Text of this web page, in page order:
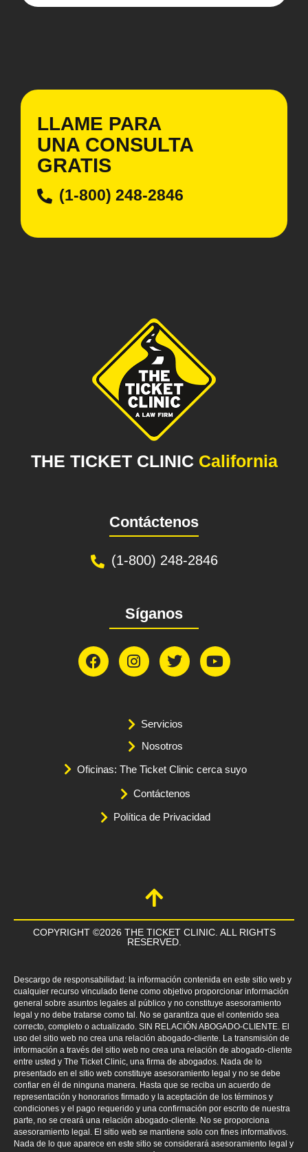
LLAME PARA
UNA CONSULTA
GRATIS
(1-800) 248-2846
THE TICKET CLINIC California
Contáctenos
(1-800) 248-2846
Síganos
Servicios
Nosotros
Oficinas: The Ticket Clinic cerca suyo
Contáctenos
Política de Privacidad
COPYRIGHT ©2026 THE TICKET CLINIC. ALL RIGHTS
RESERVED.
Descargo de responsabilidad: la información contenida en este sitio web y
cualquier recurso vinculado tiene como objetivo proporcionar información
general sobre asuntos legales al público y no constituye asesoramiento
legal y no debe tratarse como tal. No se garantiza que el contenido sea
correcto, completo o actualizado. SIN RELACIÓN ABOGADO-CLIENTE. El
uso del sitio web no crea una relación abogado-cliente. La transmisión de
información a través del sitio web no crea una relación de abogado-cliente
entre usted y The Ticket Clinic, una firma de abogados. Nada de lo
presentado en el sitio web constituye asesoramiento legal y no se debe
confiar en él de ninguna manera. Hasta que se reciba un acuerdo de
representación y honorarios firmado y la aceptación de los términos y
condiciones y el pago requerido y una confirmación por escrito de nuestra
parte, no se creará una relación abogado-cliente. No se proporciona
asesoramiento legal. El sitio web se mantiene solo con fines informativos.
Nada de lo que aparece en este sitio se considerará asesoramiento legal y